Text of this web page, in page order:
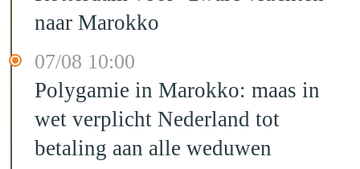
naar Marokko
07/08 10:00
Polygamie in Marokko: maas in
wet verplicht Nederland tot
betaling aan alle weduwen